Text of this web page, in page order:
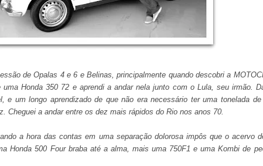
de Opalas 4 e 6 e Belinas, principalmente quando descobri a
uma Honda 350 72 e aprendi a andar nela junto com o Lula, seu irmão.
e um longo aprendizado de que não era necessário ter uma tonelada
Cheguei a andar entre os dez mais rápidos do Rio nos anos 70.
a hora das contas em uma separação dolorosa impôs que o acervo
Honda 500 Four braba até a alma, mais uma 750F1 e uma Kombi de